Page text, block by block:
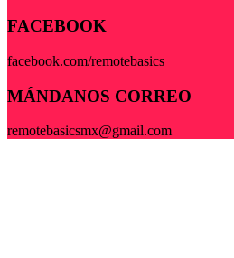
FACEBOOK
facebook.com/remotebasics
MÁNDANOS CORREO
remotebasicsmx@gmail.com